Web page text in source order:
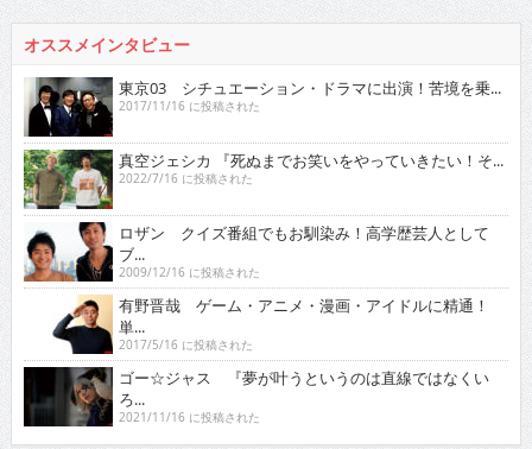
オススメインタビュー
東京03 シチュエーション・ドラマに出演！苦境を乗...
2017/11/16 に投稿された
真空ジェシカ 『死ぬまでお笑いをやっていきたい！そ...
2022/7/16 に投稿された
ロザン クイズ番組でもお馴染み！高学歴芸人として
ブ...
2009/12/16 に投稿された
有野晋哉 ゲーム・アニメ・漫画・アイドルに精通！
単...
2017/5/16 に投稿された
ゴー☆ジャス 『夢が叶うというのは直線ではなくい
ろ...
2021/11/16 に投稿された